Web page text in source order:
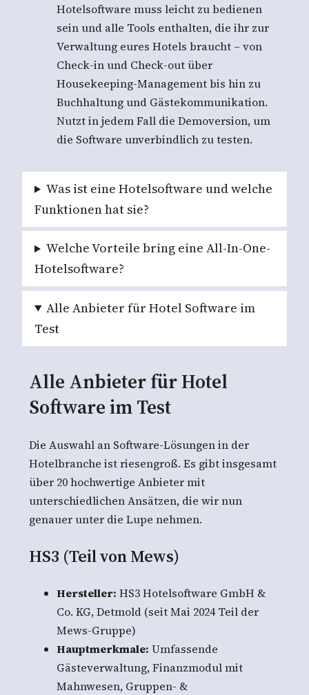
Hotelsoftware muss leicht zu bedienen
sein und alle Tools enthalten, die ihr zur
Verwaltung eures Hotels braucht – von
Check-in und Check-out über
Housekeeping-Management bis hin zu
Buchhaltung und Gästekommunikation.
Nutzt in jedem Fall die Demoversion, um
die Software unverbindlich zu testen.
Was ist eine Hotelsoftware und welche
Funktionen hat sie?
Welche Vorteile bring eine All-In-One-
Hotelsoftware?
Alle Anbieter für Hotel Software im
Test
Alle Anbieter für Hotel
Software im Test
Die Auswahl an Software-Lösungen in der
Hotelbranche ist riesengroß. Es gibt insgesamt
über 20 hochwertige Anbieter mit
unterschiedlichen Ansätzen, die wir nun
genauer unter die Lupe nehmen.
HS3 (Teil von Mews)
Hersteller: HS3 Hotelsoftware GmbH &
Co. KG, Detmold (seit Mai 2024 Teil der
Mews-Gruppe)
Hauptmerkmale: Umfassende
Gästeverwaltung, Finanzmodul mit
Mahnwesen, Gruppen- &